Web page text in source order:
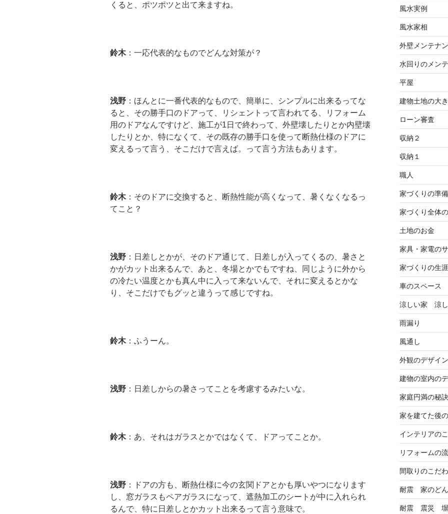
くると、ポツポツと出て来ますね。
鈴木：一応代表的なものでどんな対策が？
浅野 ：ほんとに一番代表的なもので、簡単に、シンプルに出来るってな
ると、その勝手口のドアって、リシェントって言われてる、リフォーム
用のドアなんですけど、施工が1日で終わって、外壁壊したりとか内壁壊
したりとか、特になくて、その既存の勝手口を使って断熱仕様のドアに
変えるって言う、そこだけで言えば。って言う方法もあります。
鈴木：そのドアに交換すると、断熱性能が高くなって、暑くなくなるっ
てこと？
浅野 ：日差しとかが、そのドア通じて、日差しが入ってくるの、暑さと
かがカット出来るんで、あと、冬場とかでもですね、同じように外から
の冷たい温度とかも真ん中に入って来ないんで、それに変えるとかな
り、そこだけでもグッと違うって感じですね。
鈴木：ふうーん。
浅野 ：日差しからの暑さってことを考慮するみたいな。
鈴木：あ、それはガラスとかではなくて、ドアってことか。
浅野 ：ドアの方も、断熱仕様に今の玄関ドアとかも厚いやつになります
し、窓ガラスもペアガラスになって、遮熱加工のシートが中に入れられ
るんで、特に日差しとかカット出来るって言う意味で。
風水実例
風水家相
外壁メンテナ
水回りのメン
平屋
建物土地の大
ローン審査
収納２
収納１
職人
家づくりの準備
家づくり全体
土地のお金
家具・家電の
家づくりの生
車のスペース
涼しい家 涼
雨漏り
風通し
外観のデザイン
建物の室内の
家庭円満の秘訣
家を建てた後
インテリアの
リフォームの
間取りのこだ
耐震 家のど
耐震 震災 塀